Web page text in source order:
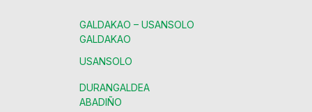
GALDAKAO – USANSOLO
GALDAKAO
USANSOLO
DURANGALDEA
ABADIÑO